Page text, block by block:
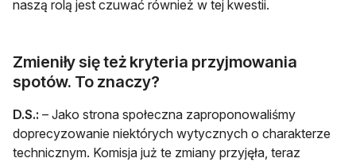
naszą rolą jest czuwać również w tej kwestii.
Zmieniły się też kryteria przyjmowania
spotów. To znaczy?
D.S.: – Jako strona społeczna zaproponowaliśmy
doprecyzowanie niektórych wytycznych o charakterze
technicznym. Komisja już te zmiany przyjęła, teraz